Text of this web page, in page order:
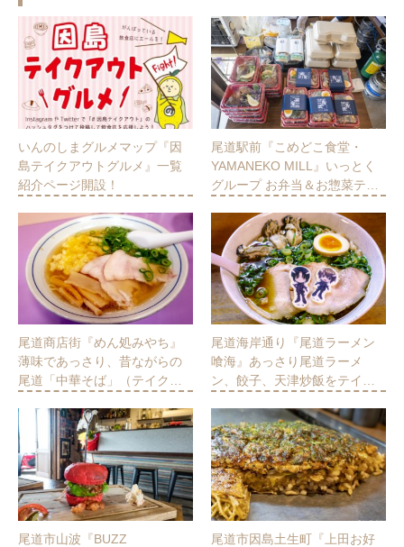
いんのしまグルメマップ『因
島テイクアウトグルメ』一覧
紹介ページ開設！
尾道駅前『こめどこ食堂・
YAMANEKO MILL』いっとく
グループ お弁当＆お惣菜テ…
尾道商店街『めん処みやち』
薄味であっさり、昔ながらの
尾道「中華そば」（テイク…
尾道海岸通り『尾道ラーメン
喰海』あっさり尾道ラーメ
ン、餃子、天津炒飯をテイ…
尾道市山波『BUZZ
尾道市因島土生町『上田お好